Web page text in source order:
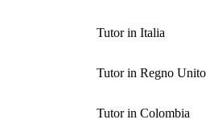
Tutor in Italia
Tutor in Regno Unito
Tutor in Colombia